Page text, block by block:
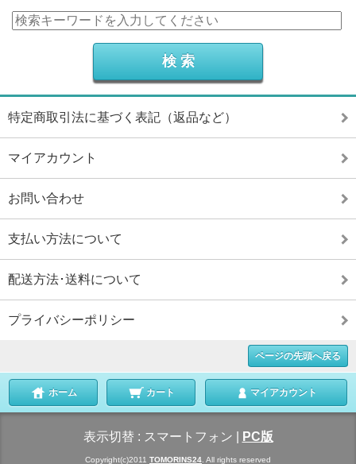
特定商取引法に基づく表記（返品など）
マイアカウント
お問い合わせ
支払い方法について
配送方法･送料について
プライバシーポリシー
ページの先頭へ戻る
ホーム カート マイアカウント
表示切替 : スマートフォン PC版
Copyright(c)2011 TOMORINS24. All rights reserved